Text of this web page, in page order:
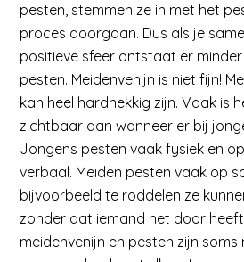
pesten, stemmen ze in met het
proces doorgaan. Dus als je
positieve sfeer ontstaat er
pesten. Meidenvenijn is niet fijn!
kan heel hardnekkig zijn. Vaak is
zichtbaar dan wanneer er bij
Jongens pesten vaak fysiek en
verbaal. Meiden pesten vaak op
bijvoorbeeld te roddelen ze
zonder dat iemand het door
meidenvenijn en pesten zijn soms